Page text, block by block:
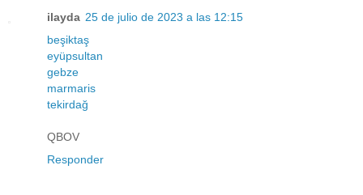
ilayda 25 de julio de 2023 a las 12:15
beşiktaş
eyüpsultan
gebze
marmaris
tekirdağ
QBOV
Responder